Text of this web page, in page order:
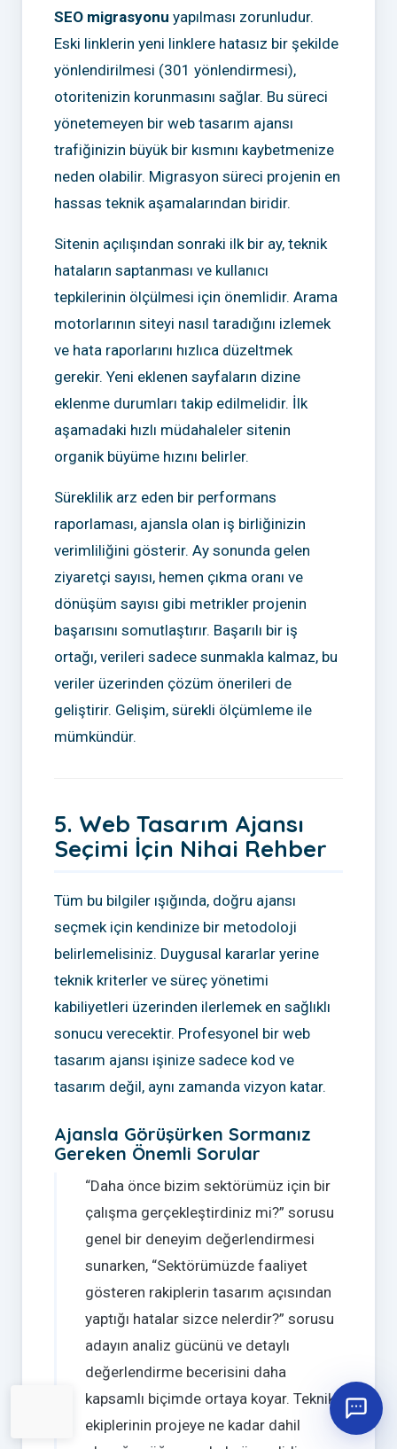
SEO migrasyonu yapılması zorunludur.
Eski linklerin yeni linklere hatasız bir şekilde
yönlendirilmesi (301 yönlendirmesi),
otoritenizin korunmasını sağlar. Bu süreci
yönetemeyen bir web tasarım ajansı
trafiğinizin büyük bir kısmını kaybetmenize
neden olabilir. Migrasyon süreci projenin en
hassas teknik aşamalarından biridir.
Sitenin açılışından sonraki ilk bir ay, teknik
hataların saptanması ve kullanıcı
tepkilerinin ölçülmesi için önemlidir. Arama
motorlarının siteyi nasıl taradığını izlemek
ve hata raporlarını hızlıca düzeltmek
gerekir. Yeni eklenen sayfaların dizine
eklenme durumları takip edilmelidir. İlk
aşamadaki hızlı müdahaleler sitenin
organik büyüme hızını belirler.
Süreklilik arz eden bir performans
raporlaması, ajansla olan iş birliğinizin
verimliliğini gösterir. Ay sonunda gelen
ziyaretçi sayısı, hemen çıkma oranı ve
dönüşüm sayısı gibi metrikler projenin
başarısını somutlaştırır. Başarılı bir iş
ortağı, verileri sadece sunmakla kalmaz, bu
veriler üzerinden çözüm önerileri de
geliştirir. Gelişim, sürekli ölçümleme ile
mümkündür.
5. Web Tasarım Ajansı
Seçimi İçin Nihai Rehber
Tüm bu bilgiler ışığında, doğru ajansı
seçmek için kendinize bir metodoloji
belirlemelisiniz. Duygusal kararlar yerine
teknik kriterler ve süreç yönetimi
kabiliyetleri üzerinden ilerlemek en sağlıklı
sonucu verecektir. Profesyonel bir web
tasarım ajansı işinize sadece kod ve
tasarım değil, aynı zamanda vizyon katar.
Ajansla Görüşürken Sormanız
Gereken Önemli Sorular
“Daha önce bizim sektörümüz için bir
çalışma gerçekleştirdiniz mi?” sorusu
genel bir deneyim değerlendirmesi
sunarken, “Sektörümüzde faaliyet
gösteren rakiplerin tasarım açısından
yaptığı hatalar sizce nelerdir?” sorusu
adayın analiz gücünü ve detaylı
değerlendirme becerisini daha
kapsamlı biçimde ortaya koyar. Teknik
ekiplerinin projeye ne kadar dahil